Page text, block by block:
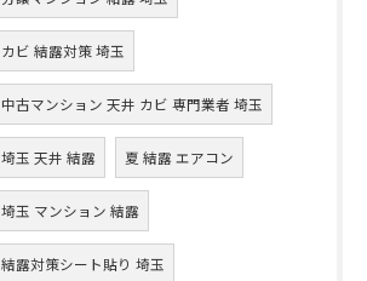
カビ 結露対策 埼玉
中古マンション 天井 カビ 専門業者 埼玉
埼玉 天井 結露 夏 結露 エアコン
埼玉 マンション 結露
結露対策シート貼り 埼玉